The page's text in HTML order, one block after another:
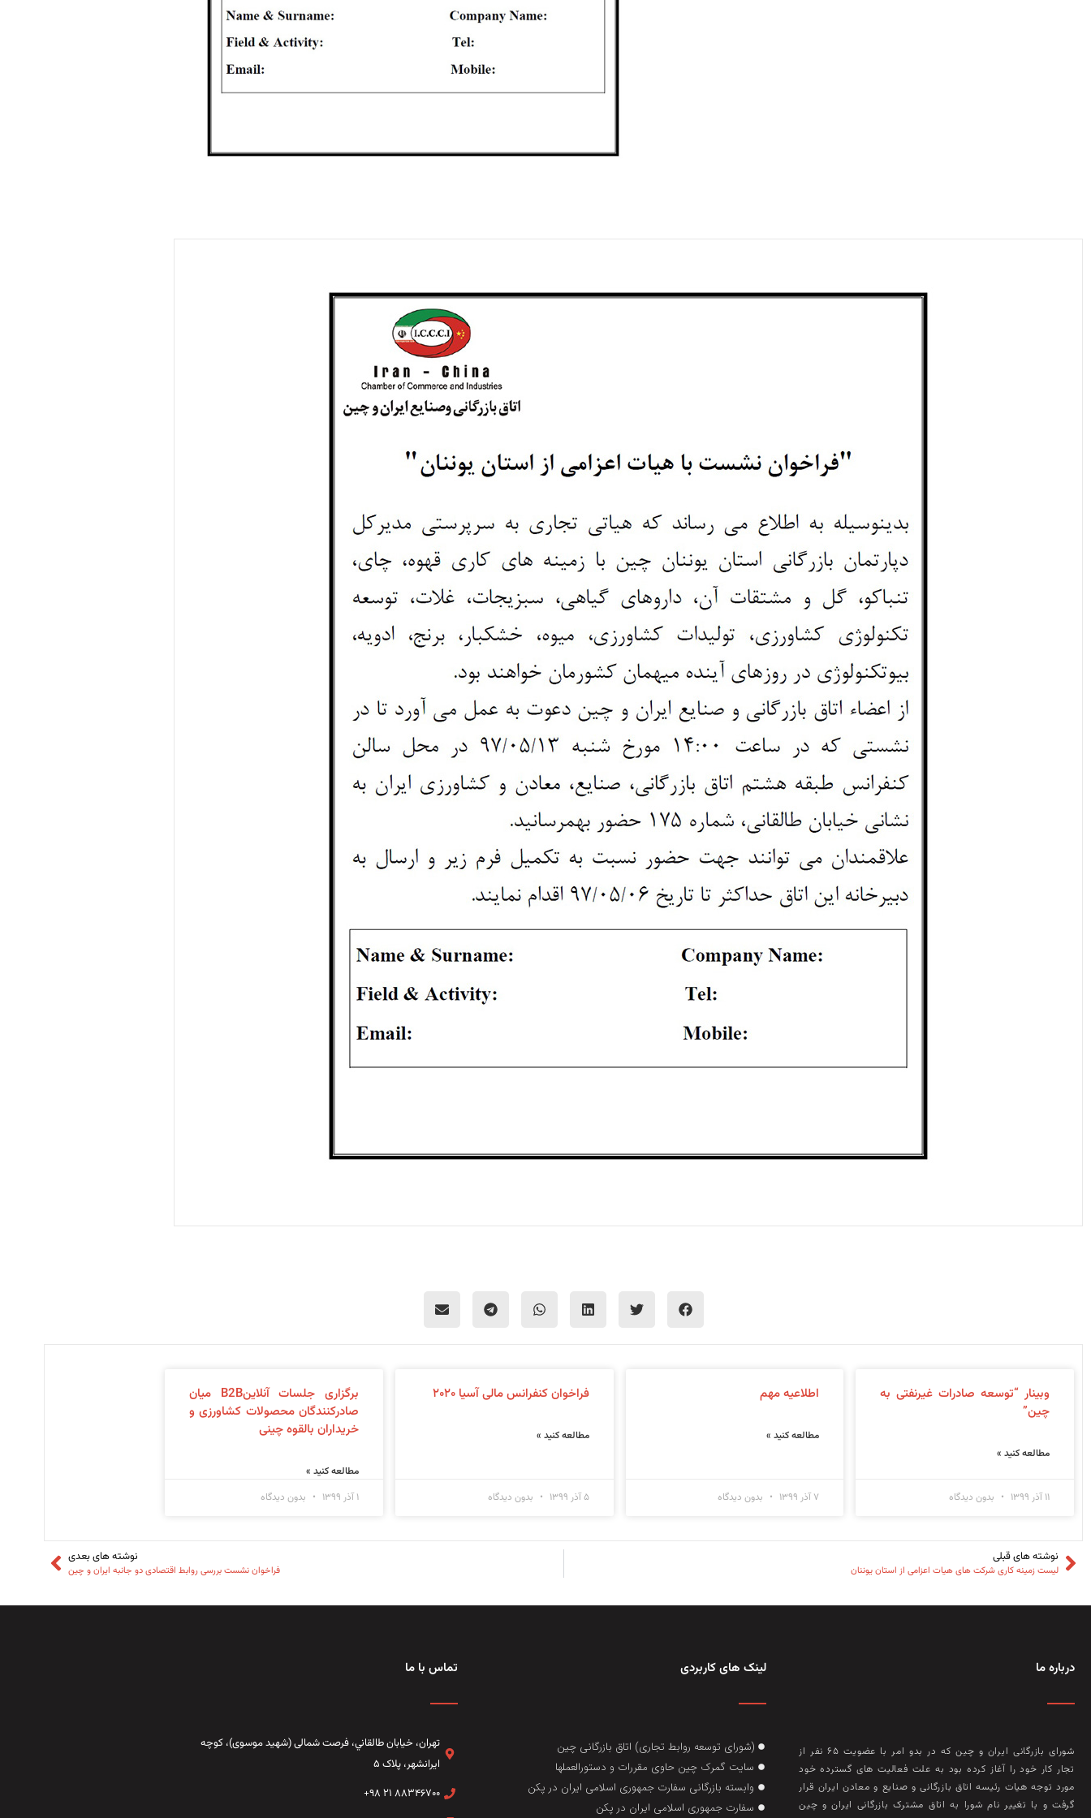
وبینار “توسعه صادرات غیرنفتی به
چین”
مطالعه کنید »
۱۱ آذر ۱۳۹۹ بدون دیدگاه
اطلاعیه مهم
مطالعه کنید »
۷ آذر ۱۳۹۹ بدون دیدگاه
فراخوان کنفرانس مالی آسیا ۲۰۲۰
مطالعه کنید »
۵ آذر ۱۳۹۹ بدون دیدگاه
برگزاری جلسات آنلاینB2B میان
صادرکنندگان محصولات کشاورزی و
خریداران بالقوه چینی
مطالعه کنید »
۱ آذر ۱۳۹۹
بدون دیدگاه
نوشته های قبلی
لیست زمینه کاری شرکت های هیات اعزامی از استان یوننان
نوشته های بعدی
فراخوان نشست بررسی روابط اقتصادی دو جانبه ایران و چین
درباره ما
شورای بازرگانی ایران و چین که در بدو امر با عضويت ۶۵ نفر از
تجار کار خود را آغاز کرده بود به علت فعاليت‌ های گسترده خود
مورد توجه هيات رئيسه اتاق بازرگانی و صنايع و معادن ايران قرار
گرفت و با تغيير نام شورا به اتاق مشترک بازرگانی ايران و چين
لینک های کاربردی
(شورای توسعه روابط تجاری) اتاق بازرگانی چین
سایت گمرک چین حاوی مقررات و دستورالعملها
وابسته بازرگانی سفارت جمهوری اسلامی ایران در پکن
سفارت جمهوری اسلامی ایران در پکن
تماس با ما
تهران، خيابان طالقاني،‌ فرصت شمالی (شهید موسوی)، کوچه
ایرانشهر، پلاک ۵
۸۸۳۴۶۷۰۰ ۲۱ ۹۸+